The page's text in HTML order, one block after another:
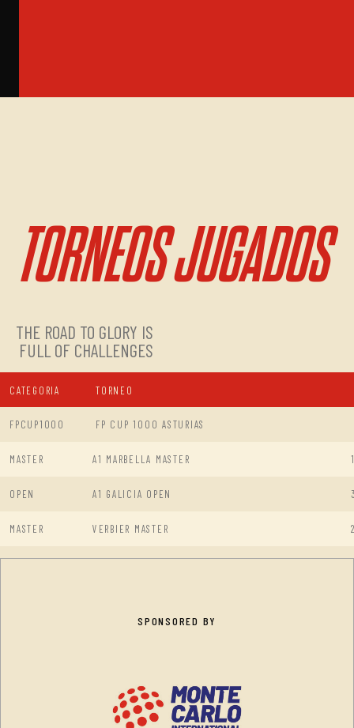
TORNEOS JUGADOS
THE ROAD TO GLORY IS
FULL OF CHALLENGES
CATEGORIA TORNEO
FPCUP1000 FP CUP 1000 ASTURIAS
MASTER A1 MARBELLA MASTER
OPEN A1 GALICIA OPEN
MASTER VERBIER MASTER
SPONSORED BY